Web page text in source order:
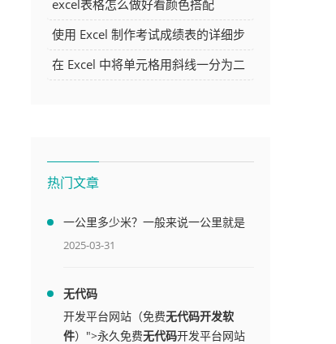
excel表格怎么做好看颜色搭配
使用 Excel 制作考试成绩表的详细步
骤及技巧
在 Excel 中将单元格用斜线一分为二
热门文章
一公里多少米？一般来说一公里就是
1000米
2025-03-31
无代码
开发平台网站（免费无代码开发软
件）">永久免费无代码开发平台网站